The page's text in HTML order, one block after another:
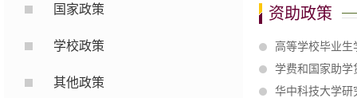
国家政策
学校政策
其他政策
资助政策
高等学校毕业
学费和国家助学
华中科技大学研